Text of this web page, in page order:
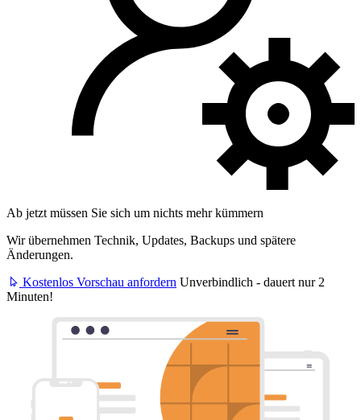
Ab jetzt müssen Sie sich um nichts mehr kümmern
Wir übernehmen Technik, Updates, Backups und spätere
Änderungen.
Kostenlos Vorschau anfordern Unverbindlich - dauert nur 2
Minuten!